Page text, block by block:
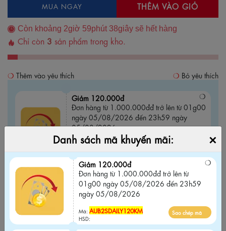
MUA NGAY THÊM VÀO GIỎ
Còn khoảng 2giờ 59phút 38giây sẽ hết hàng
Chỉ còn 3 sản phẩm trong kho.
Thêm vào yêu thích Bỏ yêu thích
Giảm 120.000đ
Đơn hàng từ 1.000.000đđ trở lên từ 01g00
ngày 05/08/2026 đến 23h59 ngày
05/08/2026
HSD:
Giảm 70.000đ
Đơn hàng từ 500.000đ trở lên từ 01g00
ngày 06/08/2026 đến 23h59 ngày
31/08/2026
AUB2SDAILY70KM Sao chép mã
Danh sách mã khuyến mãi: ×
Giảm 120.000đ
Đơn hàng từ 1.000.000đđ trở lên từ
01g00 ngày 05/08/2026 đến 23h59
ngày 05/08/2026
Mã: AUB2SDAILY120KM
HSD:
Sao chép mã